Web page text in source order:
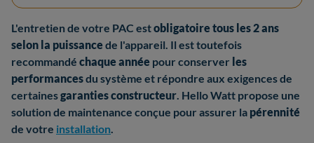
L'entretien de votre PAC estobligatoire tous les 2 ans
selon la puissance de l'appareil. Il est toutefois
recommandé chaque année pour conserver les
performancesdu système et répondre aux exigences de
certainesgaranties constructeur. Hello Watt propose une
solution de maintenance conçue pour assurer la pérennité
de votre installation.